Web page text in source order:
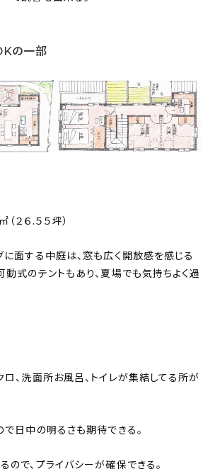
の一部
（２６.５５坪）
に面する中庭は、窓も広く開放感を感じる
動式のテントもあり、夏場でも気持ちよく過
ロ、洗面所お風呂、トイレが集結してる所が
で日中の明るさも期待できる。
ので、プライバシーが確保できる。